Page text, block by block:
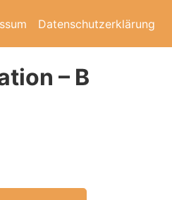
Datenschutzerklärung
– B